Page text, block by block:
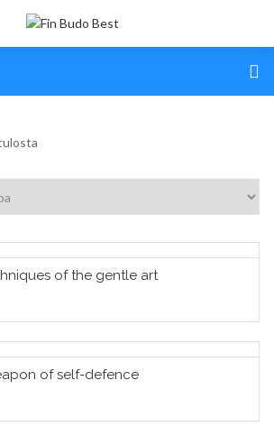
LISÄÄ OSTOSKORIIN
of the gentle art
LISÄÄ OSTOSKORIIN
of self-defence